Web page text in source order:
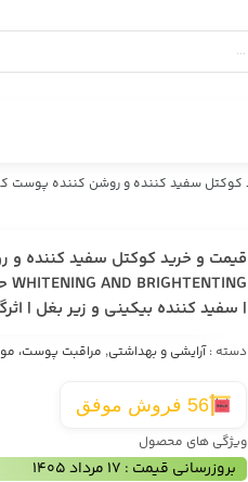
قیمت و خرید کوکتل سفید کننده
| سفید کننده بیکینی و زیر بغل |
دسته :آرایشی و بهداشتی, مراقبت پوست،
56 فروش موفق
ویژگی های محصول
بروزرسانی قیمت : 17 مرداد 1405